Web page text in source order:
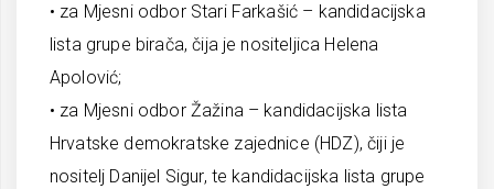
• za Mjesni odbor Stari Farkašić – kandidacijska
lista grupe birača, čija je nositeljica Helena
Apolović;
• za Mjesni odbor Žažina – kandidacijska lista
Hrvatske demokratske zajednice (HDZ), čiji je
nositelj Danijel Sigur, te kandidacijska lista grupe